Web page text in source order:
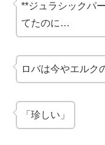
**ジュラシックパ
てたのに…
ロバは今やエルク
「珍しい」